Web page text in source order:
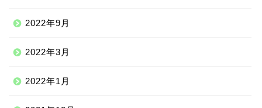
2022年9月
2022年3月
2022年1月